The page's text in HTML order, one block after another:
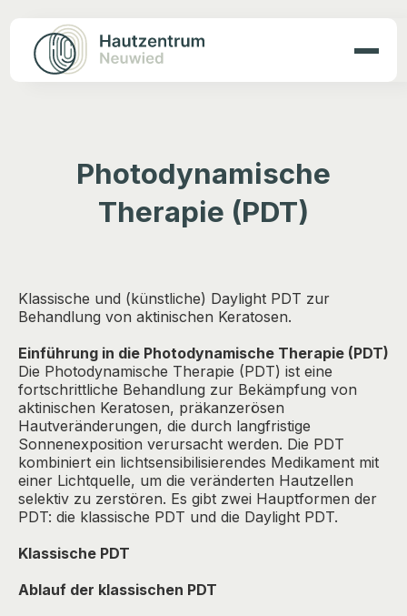
Photodynamische
Therapie (PDT)
Klassische und (künstliche) Daylight PDT zur
Behandlung von aktinischen Keratosen.
Einführung in die Photodynamische Therapie (PDT)
Die Photodynamische Therapie (PDT) ist eine
fortschrittliche Behandlung zur Bekämpfung von
aktinischen Keratosen, präkanzerösen
Hautveränderungen, die durch langfristige
Sonnenexposition verursacht werden. Die PDT
kombiniert ein lichtsensibilisierendes Medikament mit
einer Lichtquelle, um die veränderten Hautzellen
selektiv zu zerstören. Es gibt zwei Hauptformen der
PDT: die klassische PDT und die Daylight PDT.
Klassische PDT
Ablauf der klassischen PDT